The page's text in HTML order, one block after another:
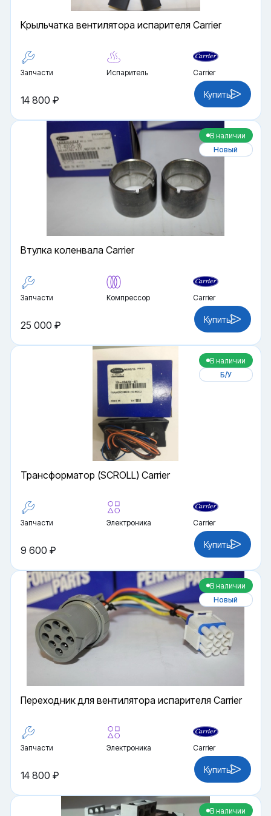
Крыльчатка вентилятора испарителя Carrier
Запчасти Испаритель Carrier
14 800 ₽ Купить
В наличии
Новый
Втулка коленвала Carrier
Запчасти Компрессор Carrier
25 000 ₽ Купить
В наличии
Б/У
Трансформатор (SCROLL) Carrier
Запчасти Электроника Carrier
9 600 ₽ Купить
В наличии
Новый
Переходник для вентилятора испарителя Carrier
Запчасти Электроника Carrier
14 800 ₽ Купить
В наличии